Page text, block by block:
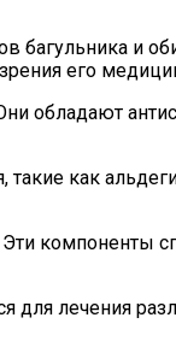
багульника и
его
обладают
такие как
компоненты
лечения